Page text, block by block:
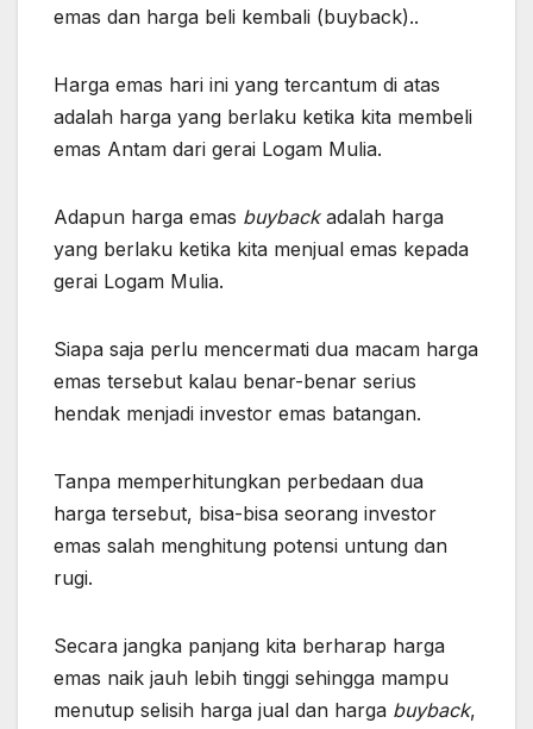
emas dan harga beli kembali (buyback)..
Harga emas hari ini yang tercantum di atas
adalah harga yang berlaku ketika kita membeli
emas Antam dari gerai Logam Mulia.
Adapun harga emas buyback adalah harga
yang berlaku ketika kita menjual emas kepada
gerai Logam Mulia.
Siapa saja perlu mencermati dua macam harga
emas tersebut kalau benar-benar serius
hendak menjadi investor emas batangan.
Tanpa memperhitungkan perbedaan dua
harga tersebut, bisa-bisa seorang investor
emas salah menghitung potensi untung dan
rugi.
Secara jangka panjang kita berharap harga
emas naik jauh lebih tinggi sehingga mampu
menutup selisih harga jual dan harga buyback,